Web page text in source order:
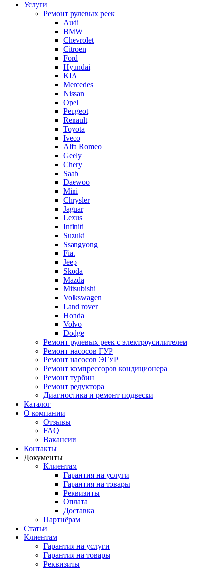
Услуги
Ремонт рулевых реек
Audi
BMW
Chevrolet
Citroen
Ford
Hyundai
KIA
Mercedes
Nissan
Opel
Peugeot
Renault
Toyota
Iveco
Alfa Romeo
Geely
Chery
Saab
Daewoo
Mini
Chrysler
Jaguar
Lexus
Infiniti
Suzuki
Ssangyong
Fiat
Jeep
Skoda
Mazda
Mitsubishi
Volkswagen
Land rover
Honda
Volvo
Dodge
Ремонт рулевых реек с электроусилителем
Ремонт насосов ГУР
Ремонт насосов ЭГУР
Ремонт компрессоров кондиционера
Ремонт турбин
Ремонт редуктора
Диагностика и ремонт подвески
Каталог
О компании
Отзывы
FAQ
Вакансии
Контакты
Документы
Клиентам
Гарантия на услуги
Гарантия на товары
Реквизиты
Оплата
Доставка
Партнёрам
Статьи
Клиентам
Гарантия на услуги
Гарантия на товары
Реквизиты